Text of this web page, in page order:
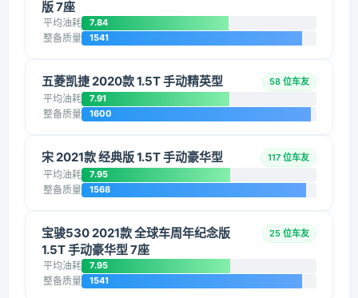
版 7座
平均油耗 7.84
整备质量 1541
五菱凯捷 2020款 1.5T 手动精英型 58 位车友
平均油耗 7.91
整备质量 1600
宋 2021款 经典版 1.5T 手动豪华型 117 位车友
平均油耗 7.95
整备质量 1568
宝骏530 2021款 全球车周年纪念版
1.5T 手动豪华型 7座
25 位车友
平均油耗 7.95
整备质量 1541